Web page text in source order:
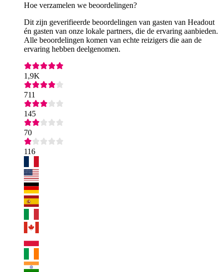
Hoe verzamelen we beoordelingen?
Dit zijn geverifieerde beoordelingen van gasten van Headout
én gasten van onze lokale partners, die de ervaring aanbieden.
Alle beoordelingen komen van echte reizigers die aan de
ervaring hebben deelgenomen.
1,9K
711
145
70
116